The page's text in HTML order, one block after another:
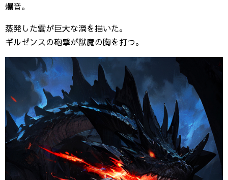
爆音。
蒸発した雲が巨大な渦を描いた。
ギルゼンスの砲撃が獣魔の胸を打つ。